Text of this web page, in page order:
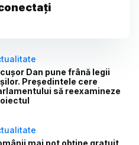
Dan pune frână legii
Președintele cere
să reexamineze